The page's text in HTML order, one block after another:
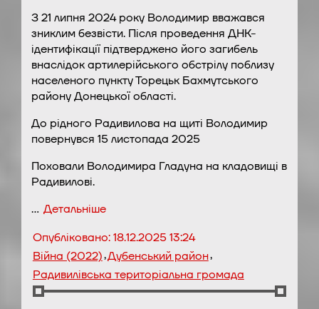
З 21 липня 2024 року Володимир вважався
зниклим безвісти. Після проведення ДНК-
ідентифікації підтверджено його загибель
внаслідок артилерійського обстрілу поблизу
населеного пункту Торецьк Бахмутського
району Донецької області.
До рідного Радивилова на щиті Володимир
повернувся 15 листопада 2025
Поховали Володимира Гладуна на кладовищі в
Радивилові.
… Детальніше
Опубліковано:18.12.2025 13:24
Війна (2022),Дубенський район,
Радивилівська територіальна громада